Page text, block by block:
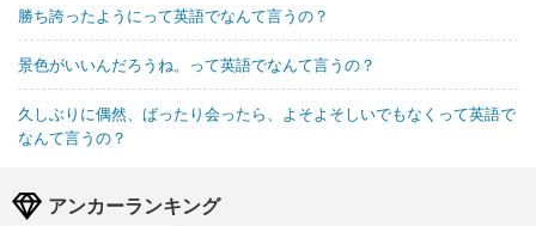
勝ち誇ったようにって英語でなんて言うの？
景色がいいんだろうね。って英語でなんて言うの？
久しぶりに偶然、ばったり会ったら、よそよそしいでもなくって英語で
なんて言うの？
アンカーランキング